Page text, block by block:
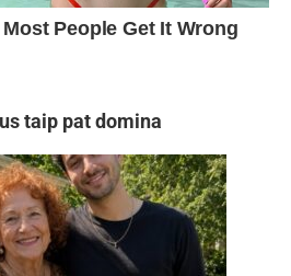
taip pat domina